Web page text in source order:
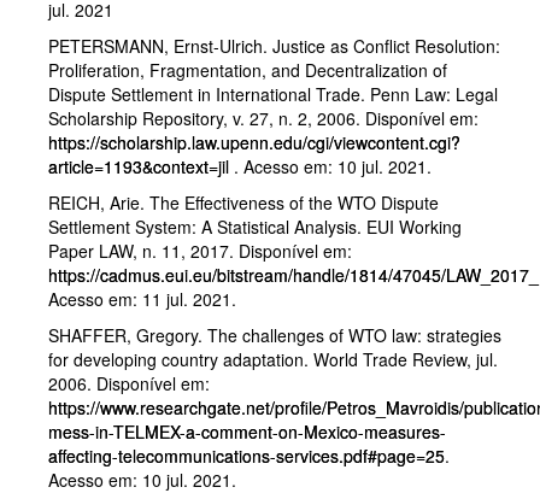
jul. 2021
PETERSMANN, Ernst-Ulrich. Justice as Conflict Resolution:
Proliferation, Fragmentation, and Decentralization of
Dispute Settlement in International Trade. Penn Law: Legal
Scholarship Repository, v. 27, n. 2, 2006. Disponível em:
https://scholarship.law.upenn.edu/cgi/viewcontent.cgi?
article=1193&context=jil . Acesso em: 10 jul. 2021.
REICH, Arie. The Effectiveness of the WTO Dispute
Settlement System: A Statistical Analysis. EUI Working
Paper LAW, n. 11, 2017. Disponível em:
https://cadmus.eui.eu/bitstream/handle/1814/47045/
Acesso em: 11 jul. 2021.
SHAFFER, Gregory. The challenges of WTO law: strategies
for developing country adaptation. World Trade Review, jul.
2006. Disponível em:
https://www.researchgate.net/profile/Petros_Mavroidis/
mess-in-TELMEX-a-comment-on-Mexico-measures-
affecting-telecommunications-services.pdf#page=25.
Acesso em: 10 jul. 2021.